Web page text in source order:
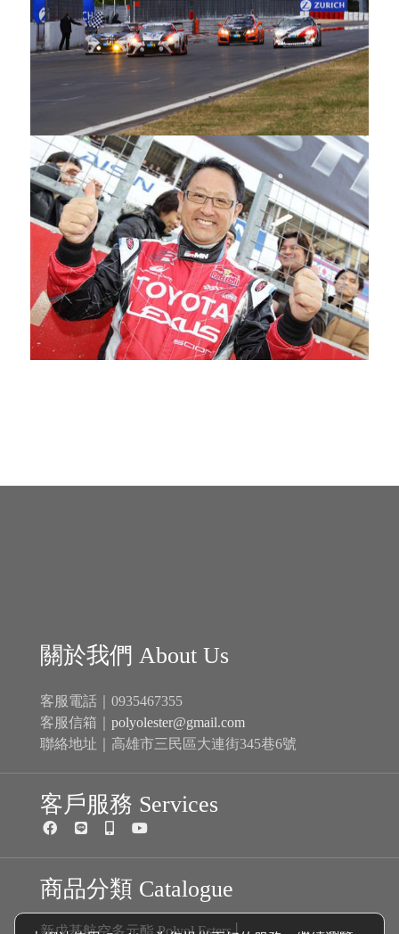
關於我們 About Us
客服電話｜0935467355
客服信箱｜ polyolester@gmail.com
聯絡地址｜高雄市三民區大連街345巷6號
客戶服務 Services
商品分類 Catalogue
新戊基航空多元酯 Polyol Esters│